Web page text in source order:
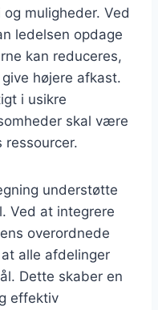
muligheder. Ved
ledelsen opdage
kan reduceres,
højere afkast.
i usikre
skal være
ressourcer.
understøtte
Ved at integrere
overordnede
alle afdelinger
Dette skaber en
effektiv